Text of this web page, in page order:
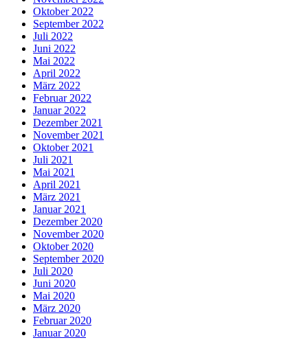
Oktober 2022
September 2022
Juli 2022
Juni 2022
Mai 2022
April 2022
März 2022
Februar 2022
Januar 2022
Dezember 2021
November 2021
Oktober 2021
Juli 2021
Mai 2021
April 2021
März 2021
Januar 2021
Dezember 2020
November 2020
Oktober 2020
September 2020
Juli 2020
Juni 2020
Mai 2020
März 2020
Februar 2020
Januar 2020